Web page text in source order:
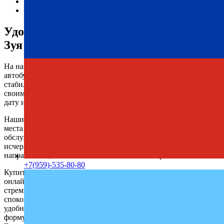
Удобное расписание автобусов Торез —
Зуя
На нашем сайте всегда доступно актуальное расписание
автобусов Торез — Зуя с автовокзала. Компания «Профи-Тур»
стабильно предоставляет услуги перевозок, обеспечивая
своим клиентам комфорт и надежность. Выберите удобную
дату и отправляйтесь в путь.
Наши регулярные рейсы позволяют легко найти свободные
места на любую дату. Пассажиры всегда довольны качеством
обслуживания и возвращаются к нам снова. Мы собрали всю
исчерпывающую информацию о поездках в данном
направлении, чтобы не осталось лишних вопросов.
Купить билет Торез — Зуя можно по телефону или на сайте
онлайн с удобством и минимальными затратами времени. Мы
стремимся сделать каждую поездку максимально комфортной,
спокойной и безопасной. Как видите, с нами действительно
удобно и просто путешествовать. Осталось лишь заполнить
форму бронирования на сайте и начать готовиться к поездке.
+7(959)-535-80-80